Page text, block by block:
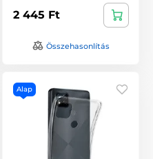
2 445 Ft
Összehasonlítás
Alap